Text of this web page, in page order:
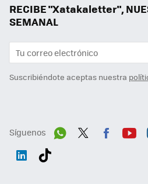
RECIBE "Xatakaletter",
SEMANAL
Suscribiéndote aceptas nuestra
Síguenos